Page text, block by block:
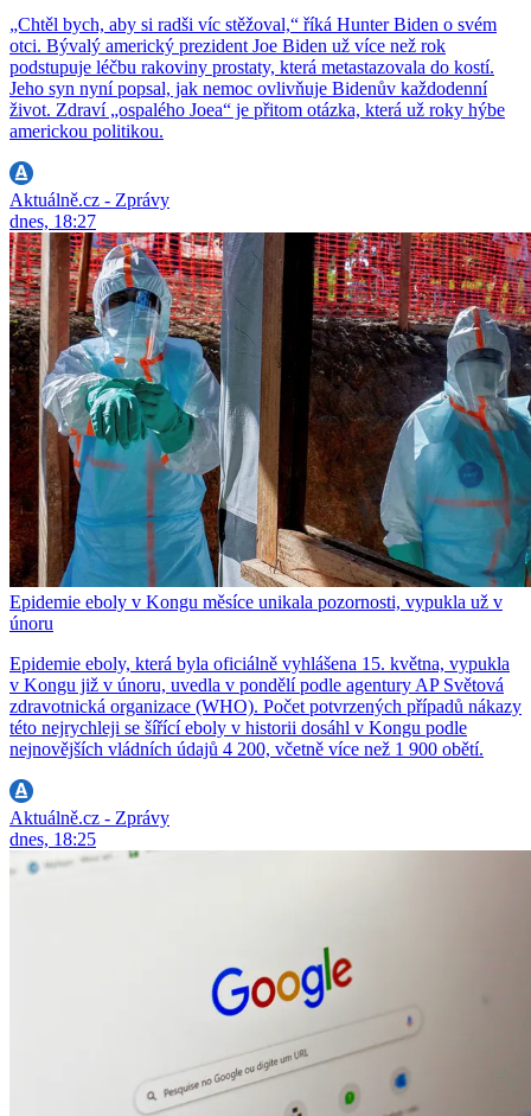
„Chtěl bych, aby si radši víc stěžoval,“ říká Hunter Biden o svém
otci. Bývalý americký prezident Joe Biden už více než rok
podstupuje léčbu rakoviny prostaty, která metastazovala do kostí.
Jeho syn nyní popsal, jak nemoc ovlivňuje Bidenův každodenní
život. Zdraví „ospalého Joea“ je přitom otázka, která už roky hýbe
americkou politikou.
Aktuálně.cz - Zprávy
dnes, 18:27
Epidemie eboly v Kongu měsíce unikala pozornosti, vypukla už v
únoru
Epidemie eboly, která byla oficiálně vyhlášena 15. května, vypukla
v Kongu již v únoru, uvedla v pondělí podle agentury AP Světová
zdravotnická organizace (WHO). Počet potvrzených případů nákazy
této nejrychleji se šířící eboly v historii dosáhl v Kongu podle
nejnovějších vládních údajů 4 200, včetně více než 1 900 obětí.
Aktuálně.cz - Zprávy
dnes, 18:25